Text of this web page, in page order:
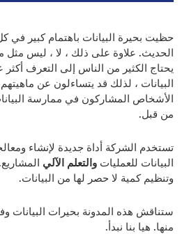
حظيت بحيرة البيانات باهتمام كبير في
الحديث. علاوة على ذلك ، لا ، ليس
يحتاج الكثير من الناس إلى التعرف
البيانات ، لذلك قد يتساءلون عن
الأشخاص المشاركون في ممارسة
من قبل.
تستخدم الشركة أداة جديدة لإنشاء
البيانات للعمليات والتعلم الآلي
وتنظيم كمية لا حصر لها من البيانات.
ستناقش هذه المدونة بحيرات البيانات
منها. هيا بنا نبدأ.